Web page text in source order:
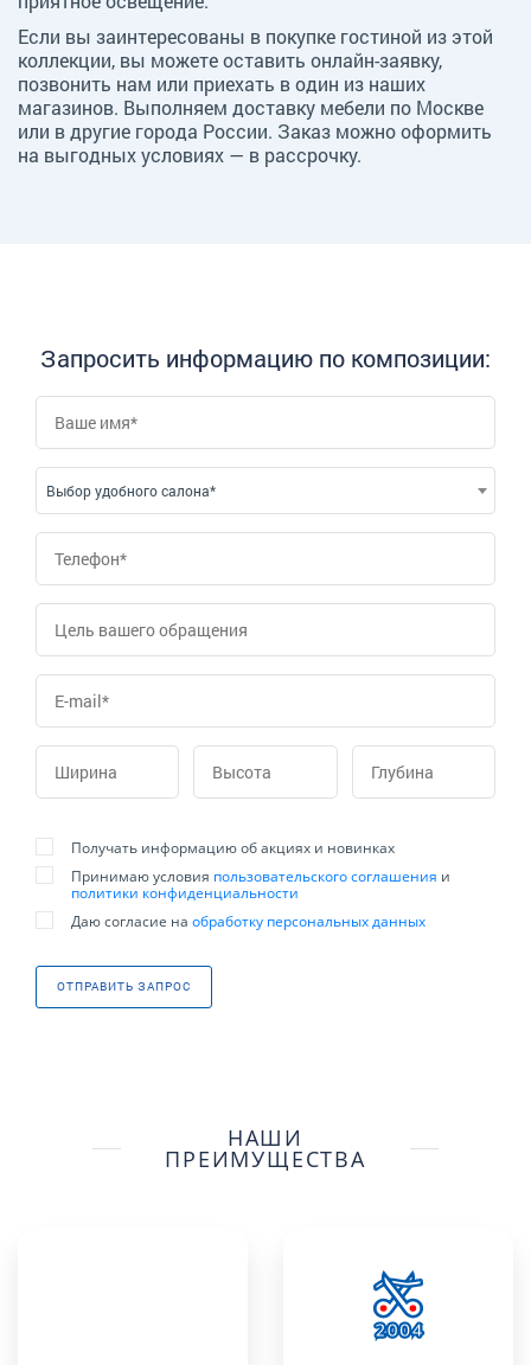
Если вы заинтересованы в покупке гостиной из этой
коллекции, вы можете оставить онлайн-заявку,
позвонить нам или приехать в один из наших
магазинов. Выполняем доставку мебели по Москве
или в другие города России. Заказ можно оформить
на выгодных условиях — в рассрочку.
Запросить информацию по композиции:
Выбор удобного салона*
ОТПРАВИТЬ ЗАПРОС
Получать информацию об акциях и новинках
Принимаю условия пользовательского соглашения и
политики конфиденциальности
Даю согласие на обработку персональных данных
НАШИ
ПРЕИМУЩЕСТВА